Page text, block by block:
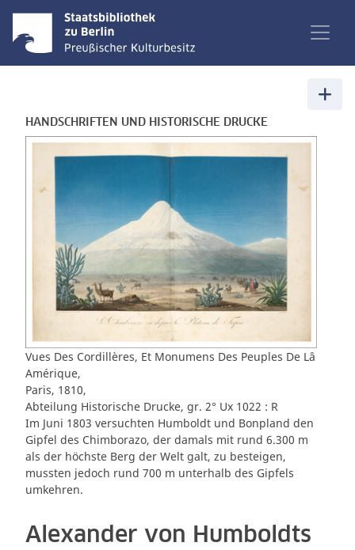
HANDSCHRIFTEN UND HISTORISCHE DRUCKE
Vues Des Cordillères, Et Monumens Des Peuples De Lâ
Amérique,
Paris, 1810,
Abteilung Historische Drucke, gr. 2° Ux 1022 : R
Im Juni 1803 versuchten Humboldt und Bonpland den
Gipfel des Chimborazo, der damals mit rund 6.300 m
als der höchste Berg der Welt galt, zu besteigen,
mussten jedoch rund 700 m unterhalb des Gipfels
umkehren.
Alexander von Humboldts